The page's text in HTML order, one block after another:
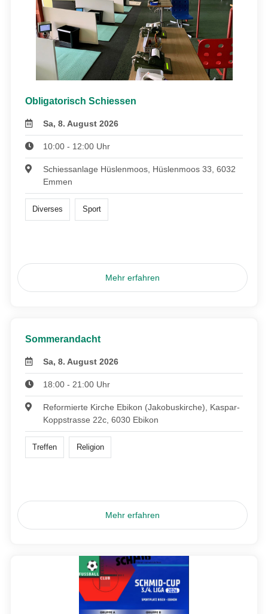
Obligatorisch Schiessen
Sa, 8. August 2026
10:00 - 12:00 Uhr
Schiessanlage Hüslenmoos, Hüslenmoos 33, 6032
Emmen
Diverses Sport
Mehr erfahren
Sommerandacht
Sa, 8. August 2026
18:00 - 21:00 Uhr
Reformierte Kirche Ebikon (Jakobuskirche), Kaspar-
Koppstrasse 22c, 6030 Ebikon
Treffen Religion
Mehr erfahren